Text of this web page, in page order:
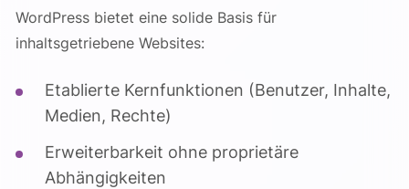
WordPress bietet eine solide Basis für
inhaltsgetriebene Websites:
Etablierte Kernfunktionen (Benutzer, Inhalte,
Medien, Rechte)
Erweiterbarkeit ohne proprietäre
Abhängigkeiten